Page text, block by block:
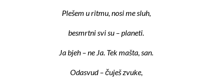
Plešem u ritmu, nosi me sluh,
besmrtni svi su – planeti.
Ja bjeh – ne Ja. Tek mašta, san.
Odasvud – čuješ zvuke,